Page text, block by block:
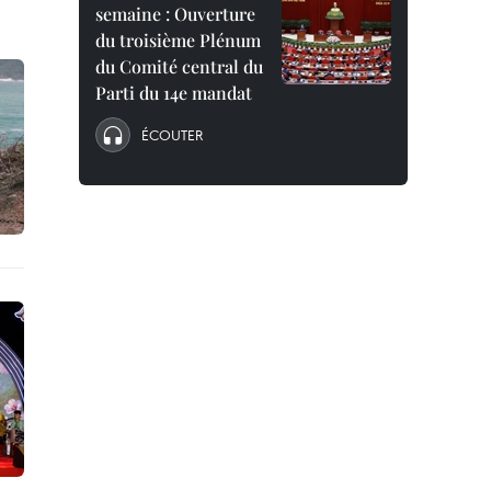
semaine : Ouverture
du troisième Plénum
du Comité central du
Parti du 14e mandat
ÉCOUTER